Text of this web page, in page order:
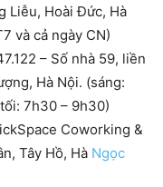
Liễu, Hoài Đức, Hà
và cả ngày CN)
– Số nhà 59, liền
Hà Nội. (sáng:
7h30 – 9h30)
Coworking &
Tây Hồ, Hà Ngọc